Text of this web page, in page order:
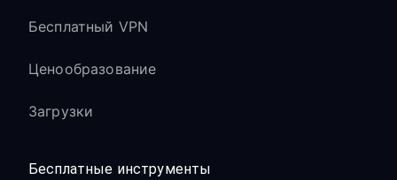
Бесплатный VPN
Ценообразование
Загрузки
Бесплатные инструменты